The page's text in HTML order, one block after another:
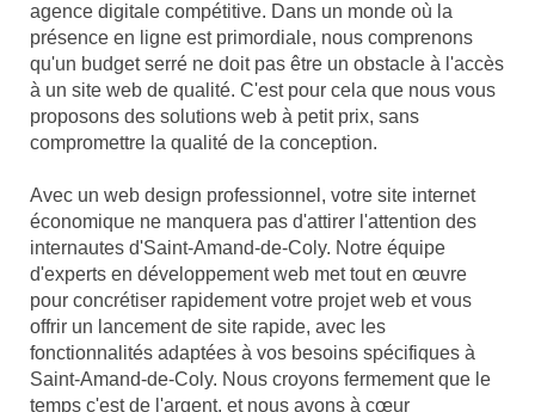
agence digitale compétitive. Dans un monde où la
présence en ligne est primordiale, nous comprenons
qu'un budget serré ne doit pas être un obstacle à l'accès
à un site web de qualité. C'est pour cela que nous vous
proposons des solutions web à petit prix, sans
compromettre la qualité de la conception.
Avec un web design professionnel, votre site internet
économique ne manquera pas d'attirer l'attention des
internautes d'Saint-Amand-de-Coly. Notre équipe
d'experts en développement web met tout en œuvre
pour concrétiser rapidement votre projet web et vous
offrir un lancement de site rapide, avec les
fonctionnalités adaptées à vos besoins spécifiques à
Saint-Amand-de-Coly. Nous croyons fermement que le
temps c'est de l'argent, et nous avons à cœur